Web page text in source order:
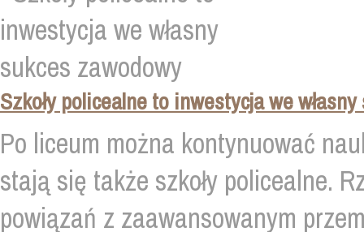
Szkoły policealne to inwestycja we
Po liceum można kontynuować
stają się także szkoły policealne.
powiązań z zaawansowanym